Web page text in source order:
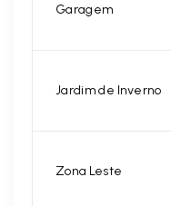
Garagem
Jardim de Inverno
Zona Leste